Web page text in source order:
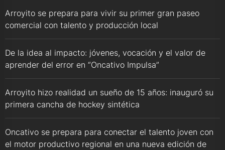
Arroyito se prepara para vivir su primer gran paseo
comercial con talento y producción local
De la idea al impacto: jóvenes, vocación y el valor de
aprender del error en “Oncativo Impulsa”
Arroyito hizo realidad un sueño de 15 años: inauguró su
primera cancha de hockey sintética
Oncativo se prepara para conectar el talento joven con
el motor productivo regional en una nueva edición de